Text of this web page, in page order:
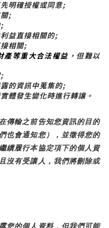
明確授權或同意;
;
益直接相關的;
相關;
產等重大合法權益，但難以
;
的資訊中蒐集的;
體發生變化時進行轉讓。
傳輸之前告知您資訊的目的
也會通知您），並徵得您的
續履行本協定項下的個人資
沒有受讓人，我們將刪除或
您的個人資料，但我們可能